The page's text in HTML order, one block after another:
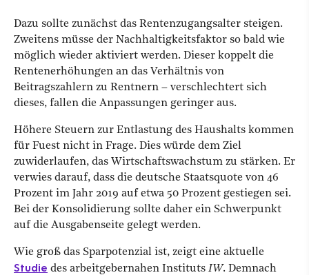
Dazu sollte zunächst das Rentenzugangsalter steigen.
Zweitens müsse der Nachhaltigkeitsfaktor so bald wie
möglich wieder aktiviert werden. Dieser koppelt die
Rentenerhöhungen an das Verhältnis von
Beitragszahlern zu Rentnern – verschlechtert sich
dieses, fallen die Anpassungen geringer aus.
Höhere Steuern zur Entlastung des Haushalts kommen
für Fuest nicht in Frage. Dies würde dem Ziel
zuwiderlaufen, das Wirtschaftswachstum zu stärken. Er
verwies darauf, dass die deutsche Staatsquote von 46
Prozent im Jahr 2019 auf etwa 50 Prozent gestiegen sei.
Bei der Konsolidierung sollte daher ein Schwerpunkt
auf die Ausgabenseite gelegt werden.
Wie groß das Sparpotenzial ist, zeigt eine aktuelle
Studie des arbeitgebernahen Instituts IW. Demnach